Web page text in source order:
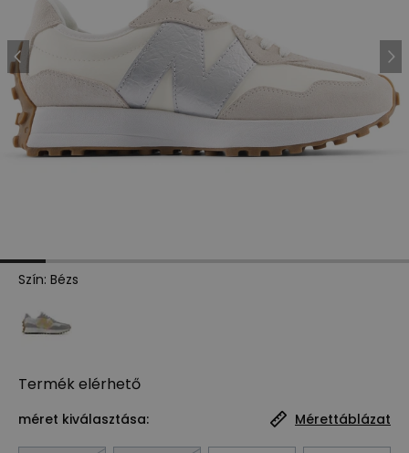
Szín: Bézs
Termék elérhető
méret kiválasztása: Mérettáblázat